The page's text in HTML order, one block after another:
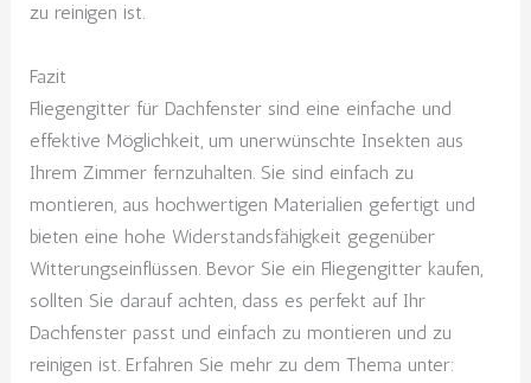
zu reinigen ist.
Fazit
Fliegengitter für Dachfenster sind eine einfache und
effektive Möglichkeit, um unerwünschte Insekten aus
Ihrem Zimmer fernzuhalten. Sie sind einfach zu
montieren, aus hochwertigen Materialien gefertigt und
bieten eine hohe Widerstandsfähigkeit gegenüber
Witterungseinflüssen. Bevor Sie ein Fliegengitter kaufen,
sollten Sie darauf achten, dass es perfekt auf Ihr
Dachfenster passt und einfach zu montieren und zu
reinigen ist. Erfahren Sie mehr zu dem Thema unter: